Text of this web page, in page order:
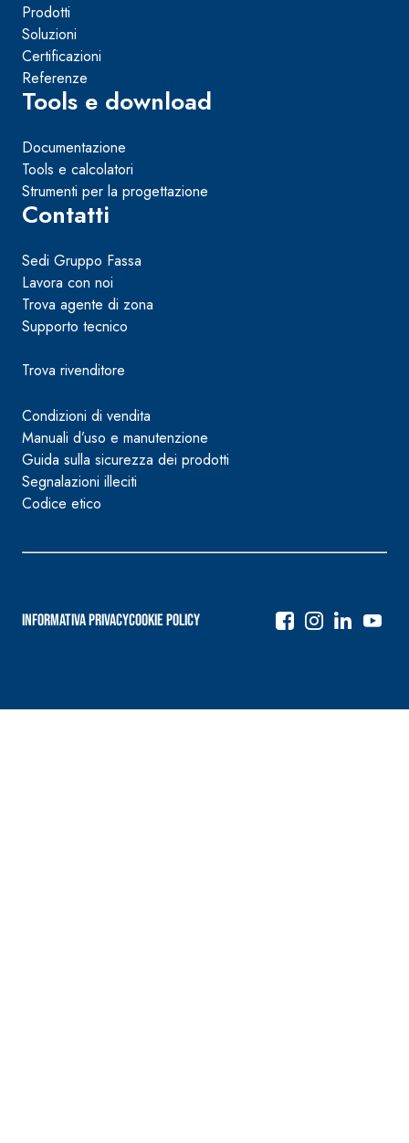
Prodotti
Soluzioni
Certificazioni
Referenze
Tools e download
Documentazione
Tools e calcolatori
Strumenti per la progettazione
Contatti
Sedi Gruppo Fassa
Lavora con noi
Trova agente di zona
Supporto tecnico
Trova rivenditore
Condizioni di vendita
Manuali d’uso e manutenzione
Guida sulla sicurezza dei prodotti
Segnalazioni illeciti
Codice etico
Informativa PrivacyCookie Policy